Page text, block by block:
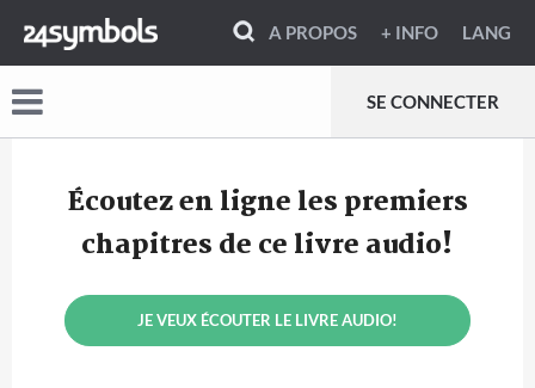
A PROPOS + INFO LANG
SE CONNECTER
Écoutez en ligne les premiers
chapitres de ce livre audio!
JE VEUX ÉCOUTER LE LIVRE AUDIO!